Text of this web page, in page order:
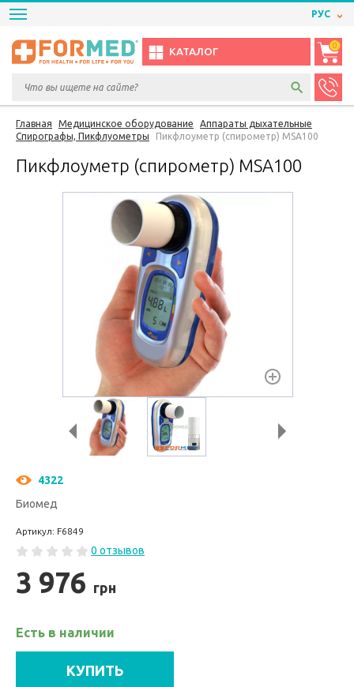
РУС
КАТАЛОГ
0
Главная Медицинское оборудование
Аппараты дыхательные
Спирографы, Пикфлуометры
Пикфлоуметр (спирометр) MSA100
Пикфлоуметр (спирометр) MSA100
4322
Биомед
Артикул: F6849
0 отзывов
3 976 грн
Есть в наличии
КУПИТЬ